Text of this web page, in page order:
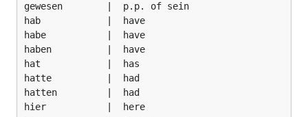
gewesen        |  p.p. of sein
hab            |  have
habe           |  have
haben          |  have
hat            |  has
hatte          |  had
hatten         |  had
hier           |  here